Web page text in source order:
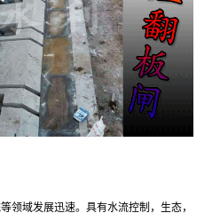
领域发展迅速。具有水流控制，生态，